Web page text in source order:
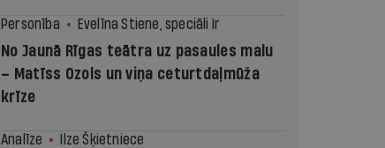
Personība Evelīna Stiene, speciāli Ir
No Jaunā Rīgas teātra uz pasaules malu
– Matīss Ozols un viņa ceturtdaļmūža
krīze
Analīze Ilze Šķietniece